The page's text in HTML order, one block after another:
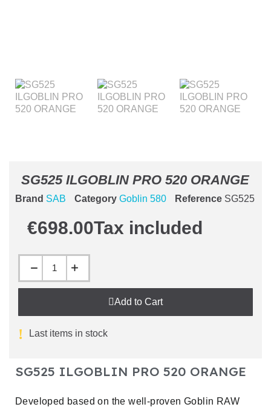
SG525 ILGOBLIN PRO 520 ORANGE
Brand SAB Category Goblin 580 Reference SG525
€698.00Tax included
Add to Cart
Last items in stock
SG525 ILGOBLIN PRO 520 ORANGE
Developed based on the well-proven Goblin RAW